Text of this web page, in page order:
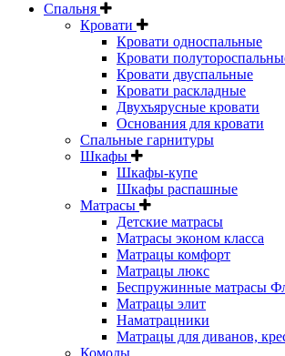
Спальня
Кровати
Кровати односпальные
Кровати
Кровати двуспальные
Кровати раскладные
Двухъярусные кровати
Основания для кровати
Спальные гарнитуры
Шкафы
Шкафы-купе
Шкафы распашные
Матрасы
Детские матрасы
Матрасы эконом класса
Матрацы комфорт
Матрацы люкс
Беспружинные матрасы
Матрацы элит
Наматрацники
Матрацы для диванов,